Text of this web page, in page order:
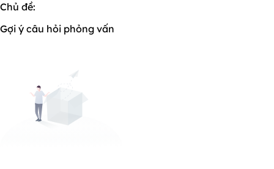
Chủ đề:
Gợi ý câu hỏi phỏng vấn